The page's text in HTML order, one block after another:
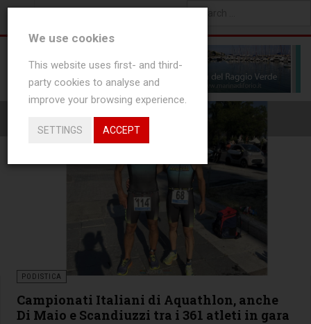
Type 2 or more characters
for results.
PODISTICA
Campionati Italiani di Aquathlon, anche
Di Maio e Scandiuzzi tra i 361 atleti in gara
We use cookies
This website uses first- and third-
party cookies to analyse and
improve your browsing experience.
SETTINGS ACCEPT